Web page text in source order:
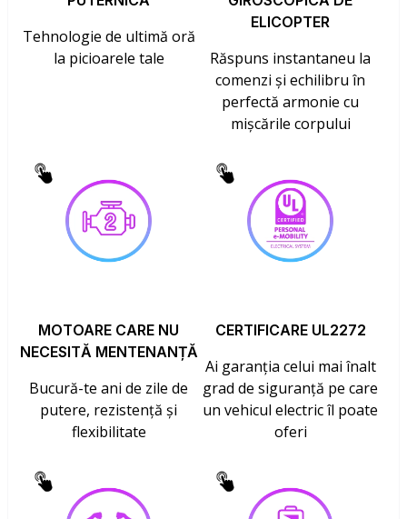
Tehnologie de ultimă oră
la picioarele tale
ELICOPTER
Răspuns instantaneu la
comenzi și echilibru în
perfectă armonie cu
mișcările corpului
MOTOARE CARE NU
NECESITĂ MENTENANȚĂ
Bucură-te ani de zile de
putere, rezistență și
flexibilitate
CERTIFICARE UL2272
Ai garanția celui mai înalt
grad de siguranță pe care
un vehicul electric îl poate
oferi